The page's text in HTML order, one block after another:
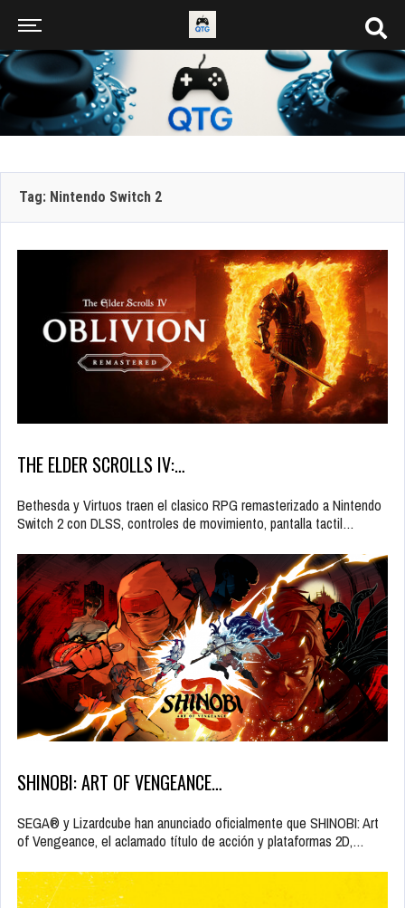
Tag: Nintendo Switch 2
THE ELDER SCROLLS IV:…
Bethesda y Virtuos traen el clasico RPG remasterizado a Nintendo
Switch 2 con DLSS, controles de movimiento, pantalla tactil…
SHINOBI: ART OF VENGEANCE…
SEGA® y Lizardcube han anunciado oficialmente que SHINOBI: Art
of Vengeance, el aclamado título de acción y plataformas 2D,…